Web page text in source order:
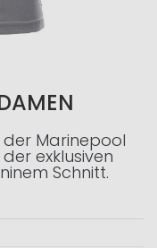
Marinepool
exklusiven
Schnitt.